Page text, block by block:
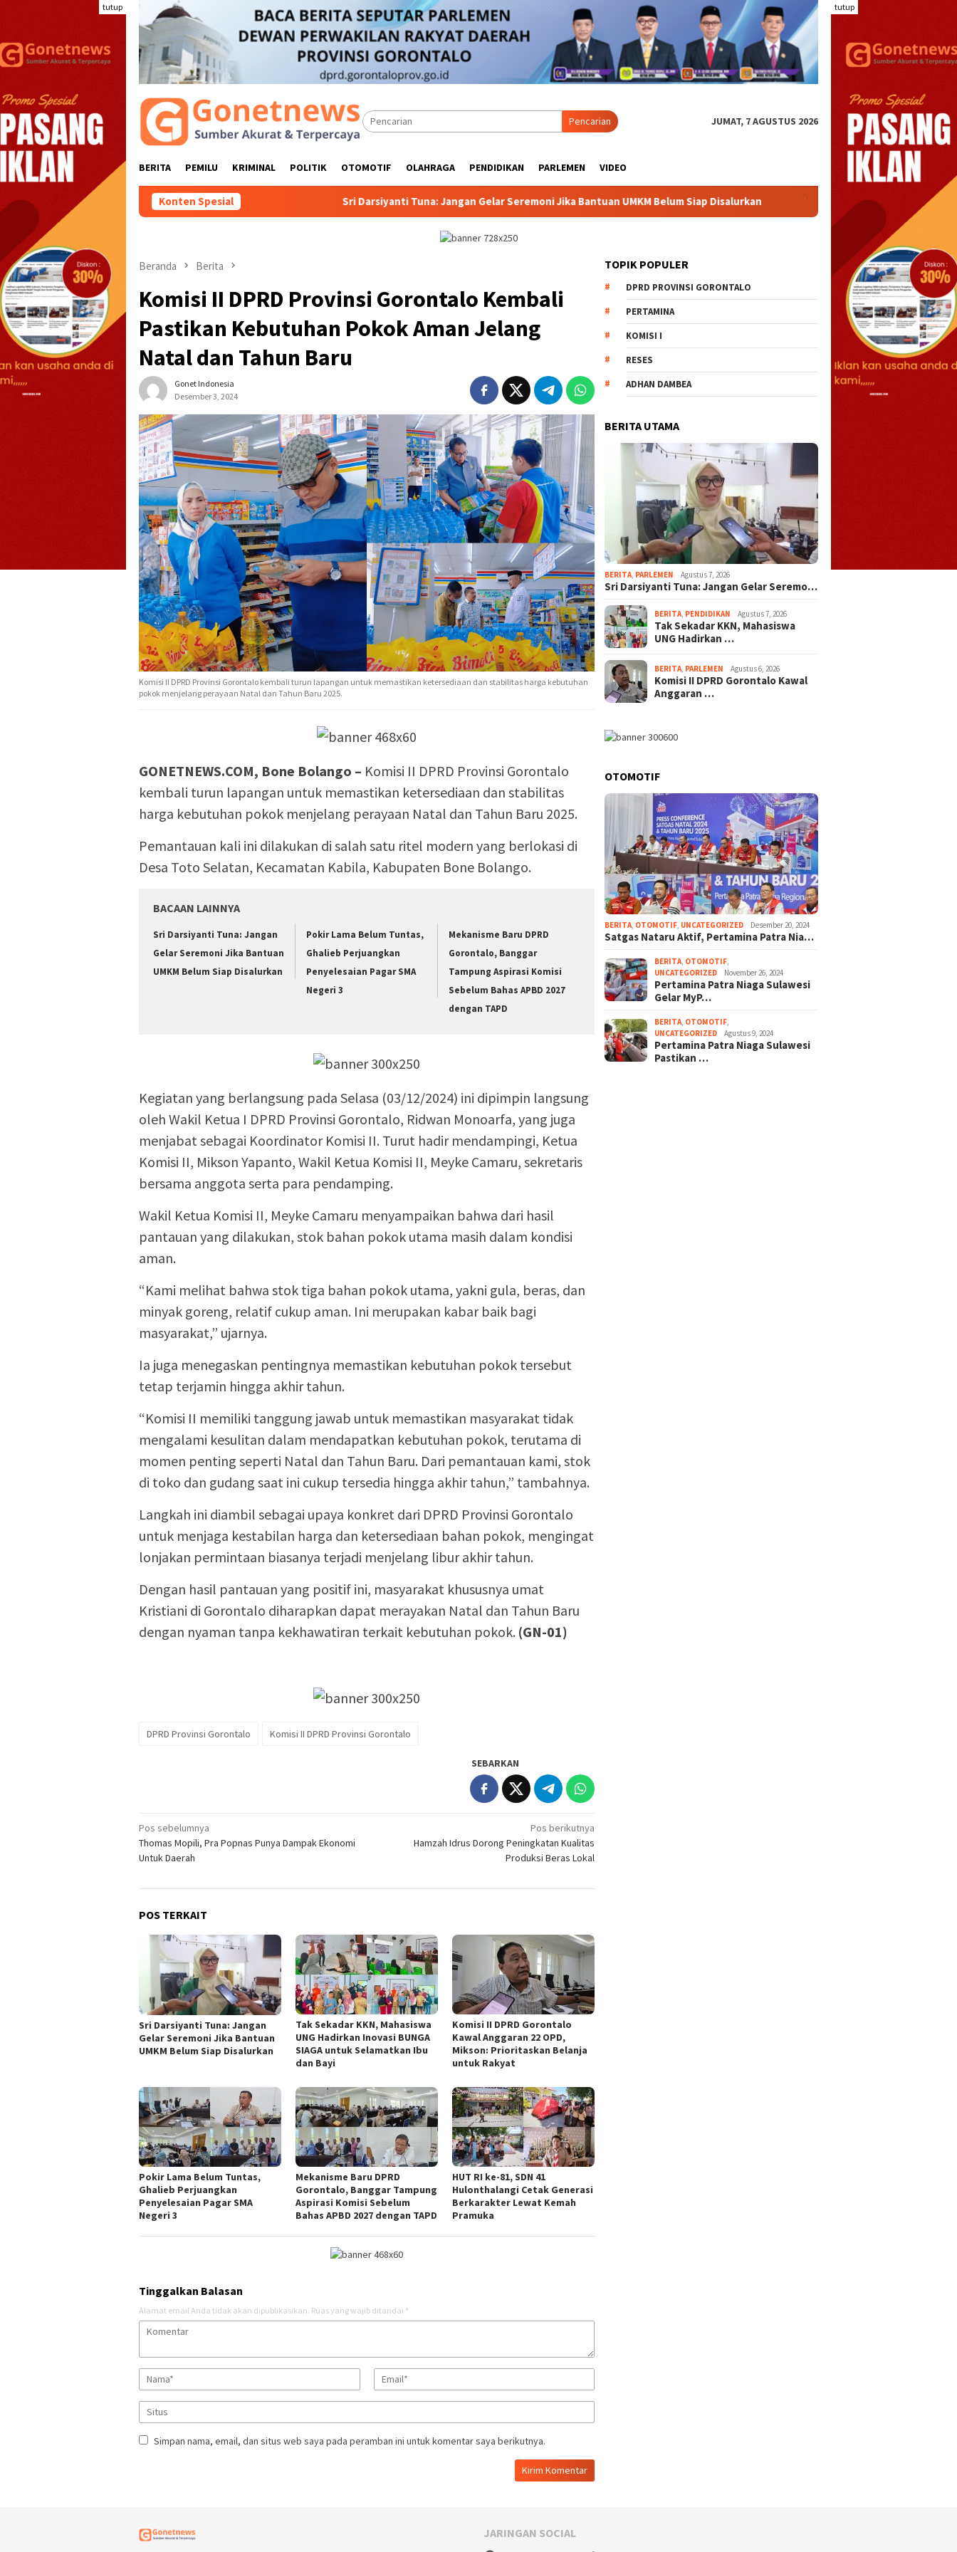
tutup tutup
Pencarian JUMAT, 7 AGUSTUS 2026
BERITA PEMILU KRIMINAL POLITIK OTOMOTIF OLAHRAGA PENDIDIKAN PARLEMEN VIDEO
Konten Spesial Sri Darsiyanti Tuna: Jangan Gelar Seremoni Jika Bantuan UMKM Belum Siap Disalurkan Tak Sekadar KKN, Mahasiswa UNG Hadirkan
Beranda Berita
Komisi II DPRD Provinsi Gorontalo Kembali
Pastikan Kebutuhan Pokok Aman Jelang
Natal dan Tahun Baru
Gonet Indonesia
Desember 3, 2024
Komisi II DPRD Provinsi Gorontalo kembali turun lapangan untuk memastikan ketersediaan dan stabilitas harga kebutuhan
pokok menjelang perayaan Natal dan Tahun Baru 2025.
GONETNEWS.COM, Bone Bolango – Komisi II DPRD Provinsi Gorontalo
kembali turun lapangan untuk memastikan ketersediaan dan stabilitas
harga kebutuhan pokok menjelang perayaan Natal dan Tahun Baru 2025.
Pemantauan kali ini dilakukan di salah satu ritel modern yang berlokasi di
Desa Toto Selatan, Kecamatan Kabila, Kabupaten Bone Bolango.
BACAAN LAINNYA
Sri Darsiyanti Tuna: Jangan
Gelar Seremoni Jika Bantuan
UMKM Belum Siap Disalurkan
Pokir Lama Belum Tuntas,
Ghalieb Perjuangkan
Penyelesaian Pagar SMA
Negeri 3
Mekanisme Baru DPRD
Gorontalo, Banggar
Tampung Aspirasi Komisi
Sebelum Bahas APBD 2027
dengan TAPD
Kegiatan yang berlangsung pada Selasa (03/12/2024) ini dipimpin langsung
oleh Wakil Ketua I DPRD Provinsi Gorontalo, Ridwan Monoarfa, yang juga
menjabat sebagai Koordinator Komisi II. Turut hadir mendampingi, Ketua
Komisi II, Mikson Yapanto, Wakil Ketua Komisi II, Meyke Camaru, sekretaris
bersama anggota serta para pendamping.
Wakil Ketua Komisi II, Meyke Camaru menyampaikan bahwa dari hasil
pantauan yang dilakukan, stok bahan pokok utama masih dalam kondisi
aman.
“Kami melihat bahwa stok tiga bahan pokok utama, yakni gula, beras, dan
minyak goreng, relatif cukup aman. Ini merupakan kabar baik bagi
masyarakat,” ujarnya.
Ia juga menegaskan pentingnya memastikan kebutuhan pokok tersebut
tetap terjamin hingga akhir tahun.
“Komisi II memiliki tanggung jawab untuk memastikan masyarakat tidak
mengalami kesulitan dalam mendapatkan kebutuhan pokok, terutama di
momen penting seperti Natal dan Tahun Baru. Dari pemantauan kami, stok
di toko dan gudang saat ini cukup tersedia hingga akhir tahun,” tambahnya.
Langkah ini diambil sebagai upaya konkret dari DPRD Provinsi Gorontalo
untuk menjaga kestabilan harga dan ketersediaan bahan pokok, mengingat
lonjakan permintaan biasanya terjadi menjelang libur akhir tahun.
Dengan hasil pantauan yang positif ini, masyarakat khususnya umat
Kristiani di Gorontalo diharapkan dapat merayakan Natal dan Tahun Baru
dengan nyaman tanpa kekhawatiran terkait kebutuhan pokok. (GN-01)
DPRD Provinsi Gorontalo Komisi II DPRD Provinsi Gorontalo
SEBARKAN
Navigasi
pos
Pos sebelumnya
Thomas Mopili, Pra Popnas Punya Dampak Ekonomi
Untuk Daerah
Pos berikutnya
Hamzah Idrus Dorong Peningkatan Kualitas
Produksi Beras Lokal
POS TERKAIT
Sri Darsiyanti Tuna: Jangan
Gelar Seremoni Jika Bantuan
UMKM Belum Siap Disalurkan
Tak Sekadar KKN, Mahasiswa
UNG Hadirkan Inovasi BUNGA
SIAGA untuk Selamatkan Ibu
dan Bayi
Komisi II DPRD Gorontalo
Kawal Anggaran 22 OPD,
Mikson: Prioritaskan Belanja
untuk Rakyat
Pokir Lama Belum Tuntas,
Ghalieb Perjuangkan
Penyelesaian Pagar SMA
Negeri 3
Mekanisme Baru DPRD
Gorontalo, Banggar Tampung
Aspirasi Komisi Sebelum
Bahas APBD 2027 dengan TAPD
HUT RI ke-81, SDN 41
Hulonthalangi Cetak Generasi
Berkarakter Lewat Kemah
Pramuka
Tinggalkan Balasan
Alamat email Anda tidak akan dipublikasikan. Ruas yang wajib ditandai *
Simpan nama, email, dan situs web saya pada peramban ini untuk komentar saya berikutnya.
TOPIK POPULER
DPRD PROVINSI GORONTALO
PERTAMINA
KOMISI I
RESES
ADHAN DAMBEA
BERITA UTAMA
BERITA, PARLEMEN Agustus 7, 2026
Sri Darsiyanti Tuna: Jangan Gelar Seremo…
BERITA, PENDIDIKAN Agustus 7, 2026
Tak Sekadar KKN, Mahasiswa
UNG Hadirkan …
BERITA, PARLEMEN Agustus 6, 2026
Komisi II DPRD Gorontalo Kawal
Anggaran …
OTOMOTIF
BERITA OTOMOTIF UNCATEGORIZED Desember 20, 2024
Satgas Nataru Aktif, Pertamina Patra Nia…
BERITA OTOMOTIF
UNCATEGORIZED
November 26, 2024
Pertamina Patra Niaga Sulawesi
Gelar MyP…
BERITA OTOMOTIF
UNCATEGORIZED
Agustus 9, 2024
Pertamina Patra Niaga Sulawesi
Pastikan …
JARINGAN SOCIAL